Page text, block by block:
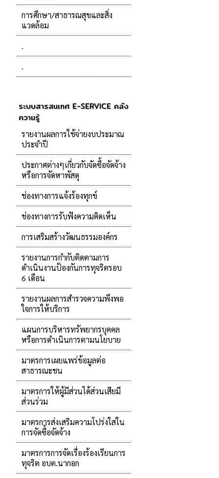
การศึกษา/สาธารณสุขและสิ่ง
แวดล้อม
.
.
ระบบสารสนเทศ E-SERVICE คลัง
ความรู้
รายงานผลการใช้จ่ายงบประมาณ
ประจำปี
ประกาศต่างๆเกี่ยวกับจัดซื้อจัดจ้าง
หรือการจัดหาพัสดุ
ช่องทางการแจ้งร้องทุกข์
ช่องทางการรับฟังความคิดเห็น
การเสริมสร้างวัฒนธรรมองค์กร
รายงานการกำกับติดตามการ
ดำเนินงานป้องกันการทุจริตรอบ
6 เดือน
รายงานผลการสำรวจความพึงพอ
ใจการให้บริการ
แผนการบริหารทรัพยากรบุคคล
หรือการดำเนินการตามนโยบาย
มาตรการเผยแพร่ข้อมูลต่อ
สาธารณะชน
มาตรการให้ผู้มีส่วนได้ส่วนเสียมี
ส่วนร่วม
มาตรการส่งเสริมความโปร่งใสใน
การจัดซื้อจัดจ้าง
มาตรการการจัดเรื่องร้องเรียนการ
ทุจริต อบต.นากอก